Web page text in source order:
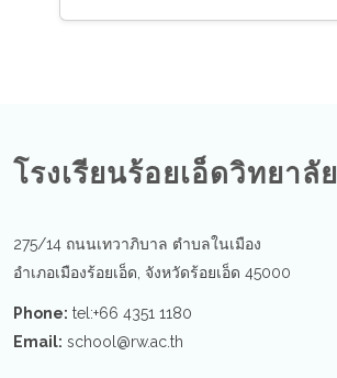
โรงเรียนร้อยเอ็ดวิทยาลัย
275/14 ถนนเทวาภิบาล ตำบลในเมือง
อำเภอเมืองร้อยเอ็ด, จังหวัดร้อยเอ็ด 45000
Phone: tel:+66 4351 1180
Email: school@rw.ac.th